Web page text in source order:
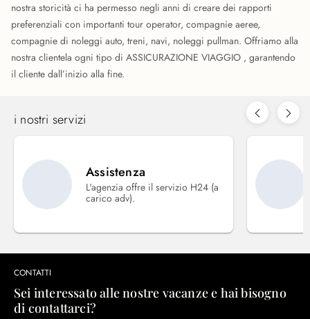
nostra storicità ci ha permesso negli anni di creare dei rapporti
preferenziali con importanti tour operator, compagnie aeree,
compagnie di noleggi auto, treni, navi, noleggi pullman. Offriamo alla
nostra clientela ogni tipo di ASSICURAZIONE VIAGGIO , garantendo
il cliente dall’inizio alla fine.
i nostri servizi
Assistenza
L'agenzia offre il servizio H24 (a
carico adv).
CONTATTI
Sei interessato alle nostre vacanze e hai bisogno
di contattarci?